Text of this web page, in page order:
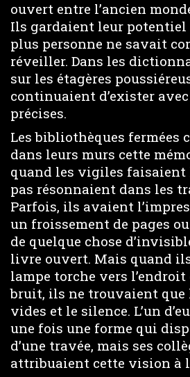
ouvert entre l’ancien
Ils gardaient leur potentiel
plus personne ne savait
réveiller. Dans les
sur les étagères
continuaient d’exister
précises.
Les bibliothèques fermées
dans leurs murs cette
quand les vigiles faisaient
pas résonnaient dans les
Parfois, ils avaient
un froissement de pages
de quelque chose
livre ouvert. Mais quand
lampe torche vers l’endroit
bruit, ils ne trouvaient que
vides et le silence. L’un
une fois une forme qui
d’une travée, mais ses
attribuaient cette vision à